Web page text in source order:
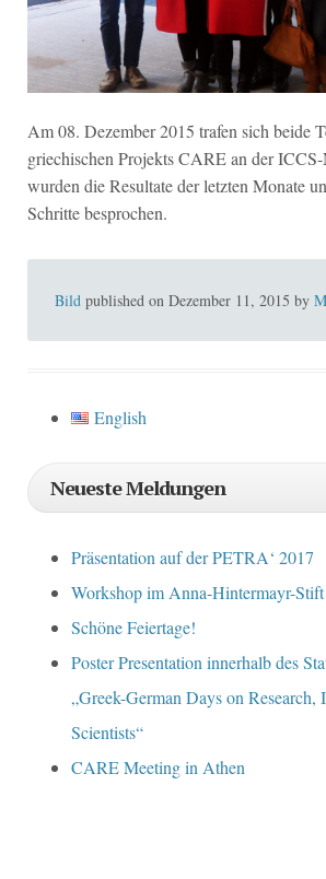
Am 08. Dezember 2015 trafen sich beide
griechischen Projekts CARE an der
wurden die Resultate der letzten Monate
Schritte besprochen.
Bild published on Dezember 11, 2015 by
English
Neueste Meldungen
Präsentation auf der PETRA‘ 2017
Workshop im Anna-Hintermayr-
Schöne Feiertage!
Poster Presentation innerhalb des
„Greek-German Days on
Scientists“
CARE Meeting in Athen